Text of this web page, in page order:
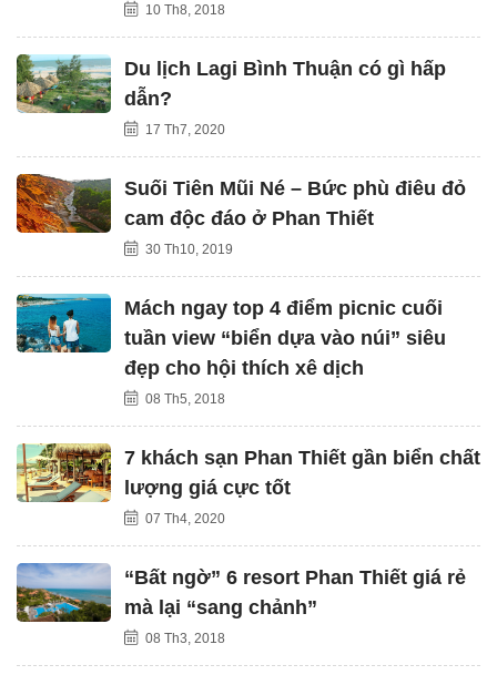
10 Th8, 2018
Du lịch Lagi Bình Thuận có gì hấp
dẫn?
17 Th7, 2020
Suối Tiên Mũi Né – Bức phù điêu đỏ
cam độc đáo ở Phan Thiết
30 Th10, 2019
Mách ngay top 4 điểm picnic cuối
tuần view “biển dựa vào núi” siêu
đẹp cho hội thích xê dịch
08 Th5, 2018
7 khách sạn Phan Thiết gần biển chất
lượng giá cực tốt
07 Th4, 2020
“Bất ngờ” 6 resort Phan Thiết giá rẻ
mà lại “sang chảnh”
08 Th3, 2018